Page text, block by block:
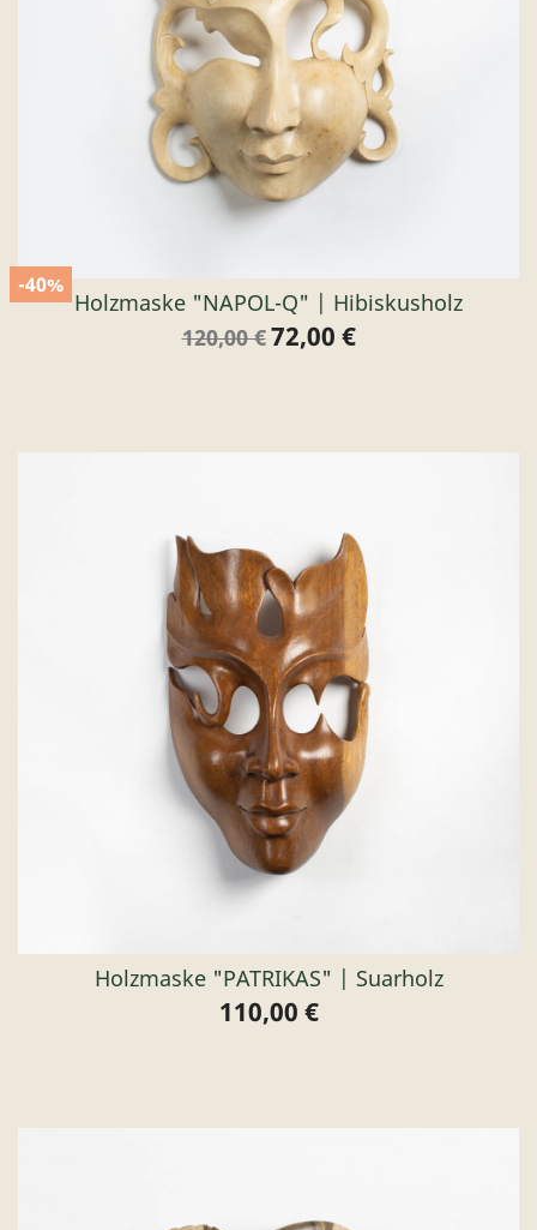
Holzmaske "NAPOL-Q" | Hibiskusholz
Verkaufspreis
120,00 €
-40%
Preis
72,00 €
Holzmaske "PATRIKAS" | Suarholz
Preis
110,00 €